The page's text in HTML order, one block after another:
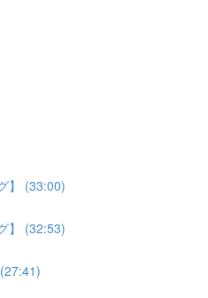
】 (33:00)
】 (32:53)